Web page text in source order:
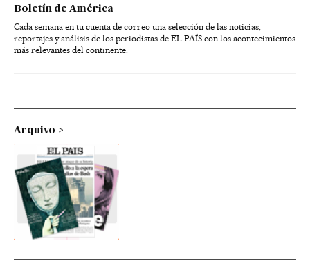
Boletín de América
Cada semana en tu cuenta de correo una selección de las noticias,
reportajes y análisis de los periodistas de EL PAÍS con los acontecimientos
más relevantes del continente.
Arquivo